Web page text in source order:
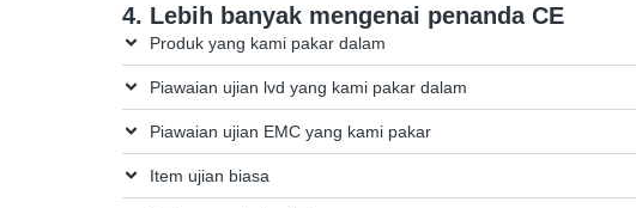
4. Lebih banyak mengenai penanda CE
Produk yang kami pakar dalam
Piawaian ujian lvd yang kami pakar dalam
Piawaian ujian EMC yang kami pakar
Item ujian biasa